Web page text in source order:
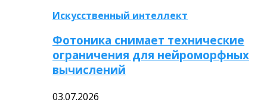
Искусственный интеллект
Фотоника снимает технические
ограничения для нейроморфных
вычислений
03.07.2026